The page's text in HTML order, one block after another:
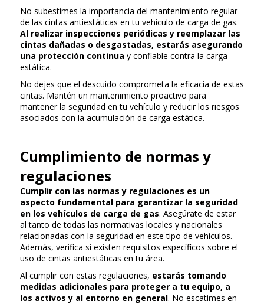
No subestimes la importancia del mantenimiento regular
de las cintas antiestáticas en tu vehículo de carga de gas.
Al realizar inspecciones periódicas y reemplazar las
cintas dañadas o desgastadas, estarás asegurando
una protección continua y confiable contra la carga
estática.
No dejes que el descuido comprometa la eficacia de estas
cintas. Mantén un mantenimiento proactivo para
mantener la seguridad en tu vehículo y reducir los riesgos
asociados con la acumulación de carga estática.
Cumplimiento de normas y
regulaciones
Cumplir con las normas y regulaciones es un
aspecto fundamental para garantizar la seguridad
en los vehículos de carga de gas. Asegúrate de estar
al tanto de todas las normativas locales y nacionales
relacionadas con la seguridad en este tipo de vehículos.
Además, verifica si existen requisitos específicos sobre el
uso de cintas antiestáticas en tu área.
Al cumplir con estas regulaciones, estarás tomando
medidas adicionales para proteger a tu equipo, a
los activos y al entorno en general. No escatimes en